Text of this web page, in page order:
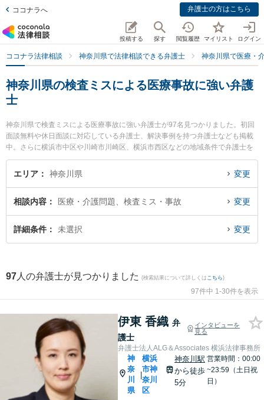
ココナラへ 弁護士の方はこちら
投稿する 探す 閲覧履歴 マイリスト ログイン
ココナラ法律相談 神奈川県で法律相談できる弁護士 神奈川県で医療・
神奈川県の検査ミスによる医療事故に強い弁護
士
神奈川県で検査ミスによる医療事故に強い弁護士が97名見つかりました。初回
面談無料や休日面談に対応している弁護士、解決事例を持つ弁護士なども掲載
中。さらに横浜市中区や川崎市川崎区、横浜市西区などの地域条件で弁護士を
絞り込めます。医療・介護問題に関係する歯科治療ミスや美容整形のトラブ
ル、産婦人科の訴訟等の細かな分野での絞り込み検索もでき便利です。特に弁
報や弁護士費用、強みなどが注目されています。『神奈川県で土日や夜間に発
生した検査ミスによる医療事故のトラブルを今すぐに弁護士に相談したい』
『検査ミスによる医療事故のトラブル解決の実績豊富な近くの弁護士を検索し
エリア 神奈川県 変更
相談内容 医療・介護問題、検査ミス・事故 変更
詳細条件 未選択 変更
97 人の弁護士が見つかりました (検索結果について詳しくは こちら)
97件中 1-30件を表示
伊東 香織 弁
護士
インタビューを
見る
弁護士法人ALG＆Associates 横浜法律事務所
神
奈
川
県
|
横浜
市神
奈川
区
神奈川駅
から徒歩
5分
営業時間：00:00
~23:59（土日祝
日）